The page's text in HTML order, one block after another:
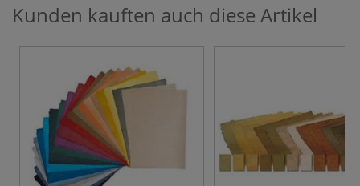
Kunden kauften auch diese Artikel